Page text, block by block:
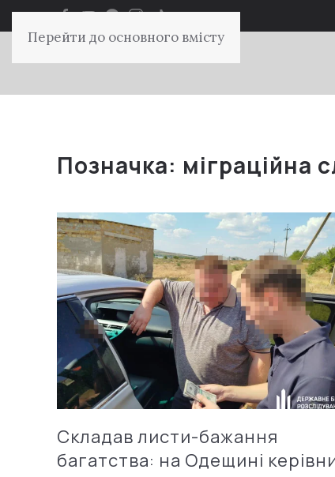
Перейти до основного вмісту
Позначка: міграційна
Складав листи-бажання
багатства: на Одещині